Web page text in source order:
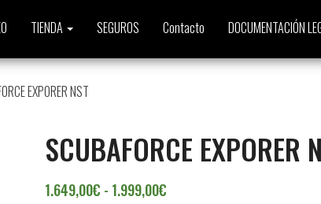
TIENDA SEGUROS Contacto DOCUMENTACIÓN
EXPORER NST
SCUBAFORCE EXPORER
1.649,00€ - 1.999,00€Rango de precios: desde